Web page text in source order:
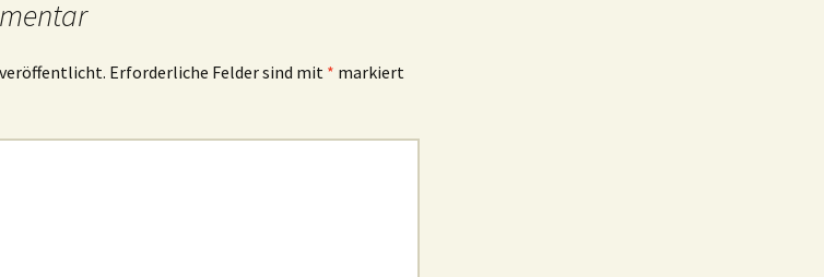
Erforderliche Felder sind mit * markiert